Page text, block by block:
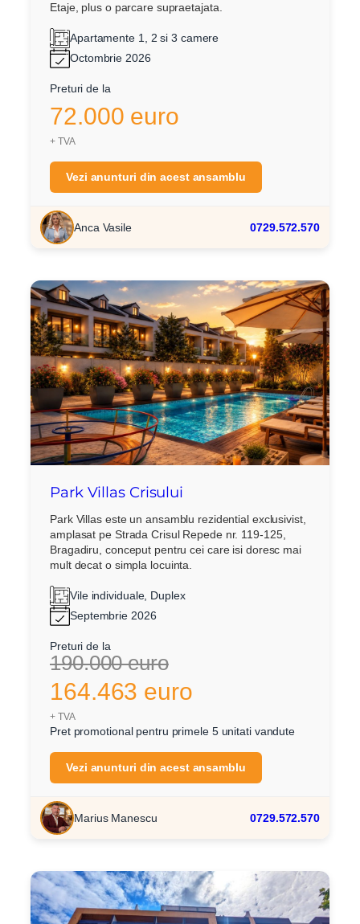
Etaje, plus o parcare supraetajata.
Apartamente 1, 2 si 3 camere
Octombrie 2026
Preturi de la
72.000 euro
+ TVA
Vezi anunturi din acest ansamblu
Anca Vasile 0729.572.570
Park Villas Crisului
Park Villas este un ansamblu rezidential exclusivist,
amplasat pe Strada Crisul Repede nr. 119-125,
Bragadiru, conceput pentru cei care isi doresc mai
mult decat o simpla locuinta.
Vile individuale, Duplex
Septembrie 2026
Preturi de la
190.000 euro
164.463 euro
+ TVA
Pret promotional pentru primele 5 unitati vandute
Vezi anunturi din acest ansamblu
Marius Manescu 0729.572.570